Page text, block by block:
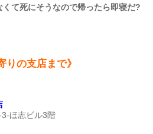
くて死にそうなので帰ったら即寝だ?
りの支店まで》
ほ志ビル3階